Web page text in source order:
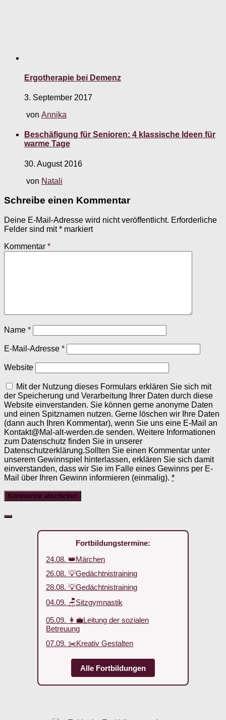
Ergotherapie bei Demenz
3. September 2017
von Annika
Beschäfigung für Senioren: 4 klassische Ideen für
warme Tage
30. August 2016
von Natali
Schreibe einen Kommentar
Deine E-Mail-Adresse wird nicht veröffentlicht. Erforderliche
Felder sind mit* markiert
Kommentar *
Name *
E-Mail-Adresse *
Website
Mit der Nutzung dieses Formulars erklären Sie sich mit
der Speicherung und Verarbeitung Ihrer Daten durch diese
Website einverstanden. Sie können gerne anonyme Daten
und einen Spitznamen nutzen. Gerne löschen wir Ihre Daten
(dann auch Ihren Kommentar), wenn Sie uns eine E-Mail an
Kontakt@Mal-alt-werden.de senden. Weitere Informationen
zum Datenschutz finden Sie in unserer
Datenschutzerklärung.Sollten Sie einen Kommentar unter
unserem Gewinnspiel hinterlassen, erklären Sie sich damit
einverstanden, dass wir Sie im Falle eines Gewinns per E-
Mail über Ihren Gewinn informieren (einmalig). *
Fortbildungstermine:
24.08. 👑Märchen
26.08. 💡Gedächtnistraining
28.08. 💡Gedächtnistraining
04.09. 🪑Sitzgymnastik
05.09. 👩‍💼Leitung der sozialen
Betreuung
07.09. ✂️Kreativ Gestalten
Alle Fortbildungen